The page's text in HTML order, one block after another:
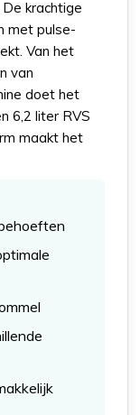
krachtige
met pulse-
Van het
van
doet het
6,2 liter RVS
maakt het